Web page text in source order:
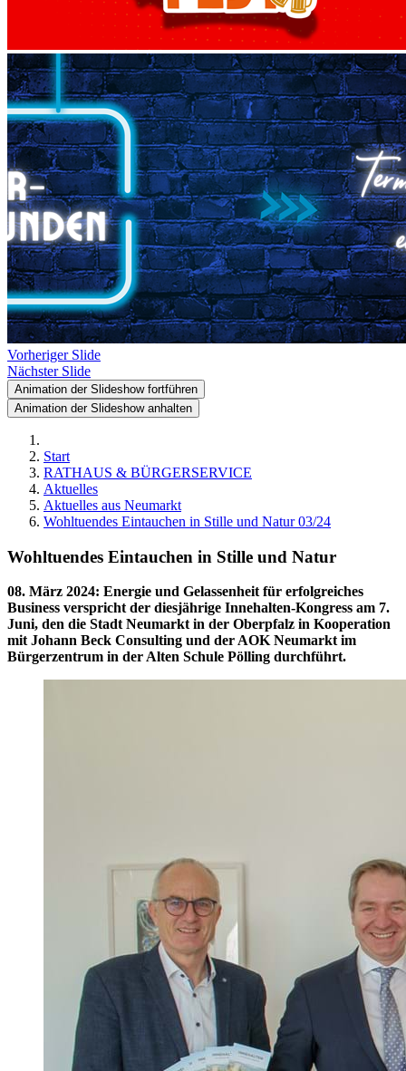
Vorheriger Slide
Nächster Slide
Animation der Slideshow fortführen
Animation der Slideshow anhalten
Start
RATHAUS & BÜRGERSERVICE
Aktuelles
Aktuelles aus Neumarkt
Wohltuendes Eintauchen in Stille und Natur 03/24
Wohltuendes Eintauchen in Stille und Natur
08. März 2024: Energie und Gelassenheit für erfolgreiches
Business verspricht der diesjährige Innehalten-Kongress am 7.
Juni, den die Stadt Neumarkt in der Oberpfalz in Kooperation
mit Johann Beck Consulting und der AOK Neumarkt im
Bürgerzentrum in der Alten Schule Pölling durchführt.